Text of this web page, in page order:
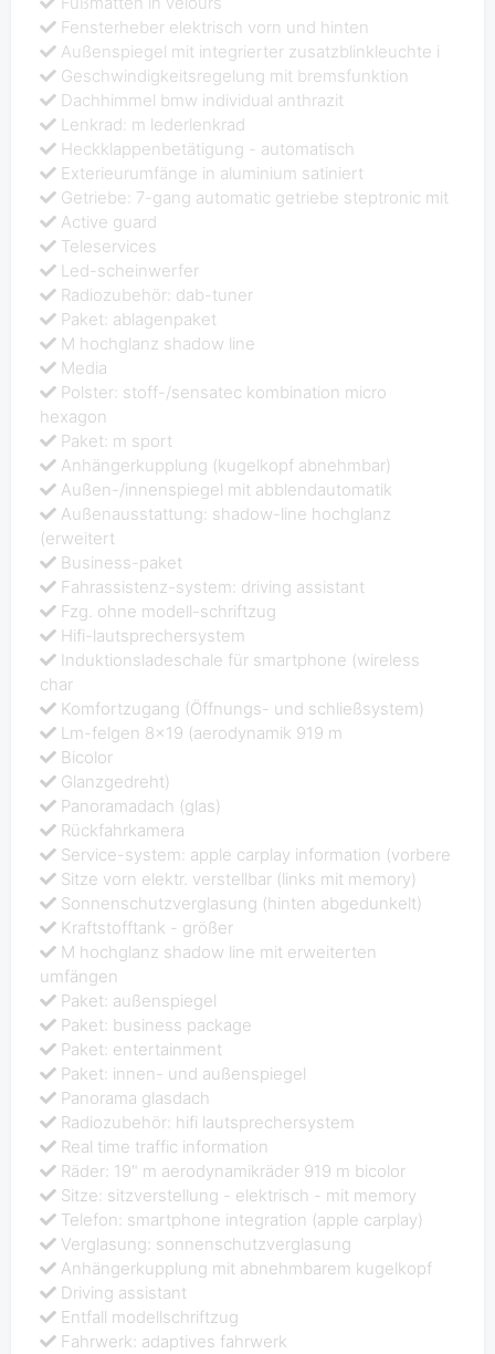
Fensterheber elektrisch vorn und hinten
Außenspiegel mit integrierter zusatzblinkleuchte i
Geschwindigkeitsregelung mit bremsfunktion
Dachhimmel bmw individual anthrazit
Lenkrad: m lederlenkrad
Heckklappenbetätigung - automatisch
Exterieurumfänge in aluminium satiniert
Getriebe: 7-gang automatic getriebe steptronic mit
Active guard
Teleservices
Led-scheinwerfer
Radiozubehör: dab-tuner
Paket: ablagenpaket
M hochglanz shadow line
Media
Polster: stoff-/sensatec kombination micro
hexagon
Paket: m sport
Anhängerkupplung (kugelkopf abnehmbar)
Außen-/innenspiegel mit abblendautomatik
Außenausstattung: shadow-line hochglanz
(erweitert
Business-paket
Fahrassistenz-system: driving assistant
Fzg. ohne modell-schriftzug
Hifi-lautsprechersystem
Induktionsladeschale für smartphone (wireless
char
Komfortzugang (Öffnungs- und schließsystem)
Lm-felgen 8x19 (aerodynamik 919 m
Bicolor
Glanzgedreht)
Panoramadach (glas)
Rückfahrkamera
Service-system: apple carplay information (vorbere
Sitze vorn elektr. verstellbar (links mit memory)
Sonnenschutzverglasung (hinten abgedunkelt)
Kraftstofftank - größer
M hochglanz shadow line mit erweiterten
umfängen
Paket: außenspiegel
Paket: business package
Paket: entertainment
Paket: innen- und außenspiegel
Panorama glasdach
Radiozubehör: hifi lautsprechersystem
Real time traffic information
Räder: 19" m aerodynamikräder 919 m bicolor
Sitze: sitzverstellung - elektrisch - mit memory
Telefon: smartphone integration (apple carplay)
Verglasung: sonnenschutzverglasung
Anhängerkupplung mit abnehmbarem kugelkopf
Driving assistant
Entfall modellschriftzug
Fahrwerk: adaptives fahrwerk